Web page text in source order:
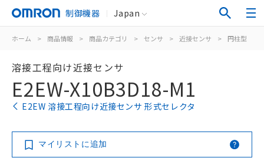
制御機器 Japan
ホーム > 商品情報 > 商品カテゴリ > センサ > 近接センサ > 円柱型
溶接工程向け近接センサ
E2EW-X10B3D18-M1
E2EW 溶接工程向け近接センサ 形式セレクタ
マイリストに追加